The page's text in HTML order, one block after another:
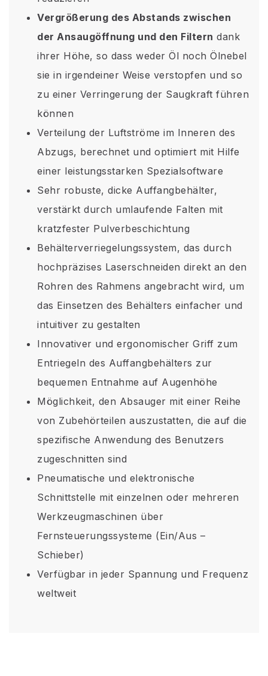
Vergrößerung des Abstands zwischen
der Ansaugöffnung und den Filtern dank
ihrer Höhe, so dass weder Öl noch Ölnebel
sie in irgendeiner Weise verstopfen und so
zu einer Verringerung der Saugkraft führen
können
Verteilung der Luftströme im Inneren des
Abzugs, berechnet und optimiert mit Hilfe
einer leistungsstarken Spezialsoftware
Sehr robuste, dicke Auffangbehälter,
verstärkt durch umlaufende Falten mit
kratzfester Pulverbeschichtung
Behälterverriegelungssystem, das durch
hochpräzises Laserschneiden direkt an den
Rohren des Rahmens angebracht wird, um
das Einsetzen des Behälters einfacher und
intuitiver zu gestalten
Innovativer und ergonomischer Griff zum
Entriegeln des Auffangbehälters zur
bequemen Entnahme auf Augenhöhe
Möglichkeit, den Absauger mit einer Reihe
von Zubehörteilen auszustatten, die auf die
spezifische Anwendung des Benutzers
zugeschnitten sind
Pneumatische und elektronische
Schnittstelle mit einzelnen oder mehreren
Werkzeugmaschinen über
Fernsteuerungssysteme (Ein/Aus –
Schieber)
Verfügbar in jeder Spannung und Frequenz
weltweit